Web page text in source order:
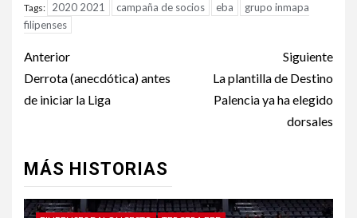
Tags: 2020 2021 campaña de socios eba
grupo inmapa
filipenses
Anterior
Derrota (anecdótica) antes
de iniciar la Liga
Siguiente
La plantilla de Destino
Palencia ya ha elegido
dorsales
MÁS HISTORIAS